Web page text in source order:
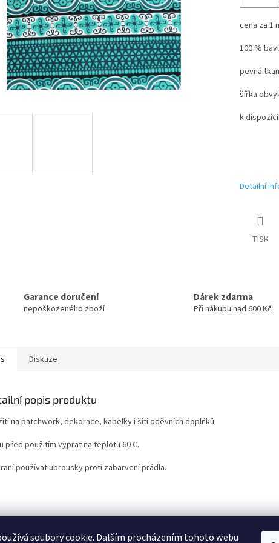
soubory cookie. Dalším procházením tohoto webu
cena za 1
100 %
pevná
šířka
k dispozici
Detailní
TISK
Garance doručení
nepoškozeného zboží
Dárek zdarma
Při nákupu nad 600 Kč
Diskuze
popis produktu
na patchwork, dekorace, kabelky i šití oděvních doplňků.
před použitím vyprat na teplotu 60 C.
používat ubrousky proti zabarvení prádla.